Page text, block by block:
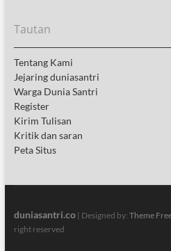
Tautan
Tentang Kami
Jejaring duniasantri
Warga Dunia Santri
Register
Kirim Tulisan
Kritik dan saran
Peta Situs
duniasantri.co| Designed by: Theme
right reserved